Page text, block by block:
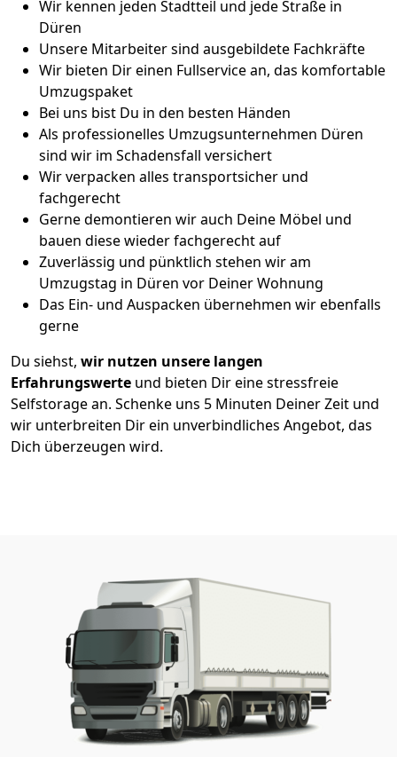
Wir kennen jeden Stadtteil und jede Straße in
Düren
Unsere Mitarbeiter sind ausgebildete Fachkräfte
Wir bieten Dir einen Fullservice an, das komfortable
Umzugspaket
Bei uns bist Du in den besten Händen
Als professionelles Umzugsunternehmen Düren
sind wir im Schadensfall versichert
Wir verpacken alles transportsicher und
fachgerecht
Gerne demontieren wir auch Deine Möbel und
bauen diese wieder fachgerecht auf
Zuverlässig und pünktlich stehen wir am
Umzugstag in Düren vor Deiner Wohnung
Das Ein- und Auspacken übernehmen wir ebenfalls
gerne
Du siehst, wir nutzen unsere langen
Erfahrungswerte und bieten Dir eine stressfreie
Selfstorage an. Schenke uns 5 Minuten Deiner Zeit und
wir unterbreiten Dir ein unverbindliches Angebot, das
Dich überzeugen wird.